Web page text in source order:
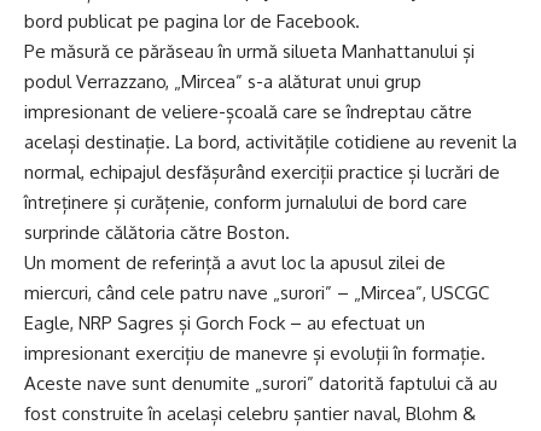
bord publicat pe pagina lor de Facebook.
Pe măsură ce părăseau în urmă silueta Manhattanului și
podul Verrazzano, „Mircea” s-a alăturat unui grup
impresionant de veliere-școală care se îndreptau către
același destinație. La bord, activitățile cotidiene au revenit la
normal, echipajul desfășurând exerciții practice și lucrări de
întreținere și curățenie, conform jurnalului de bord care
surprinde călătoria către Boston.
Un moment de referință a avut loc la apusul zilei de
miercuri, când cele patru nave „surori” – „Mircea”, USCGC
Eagle, NRP Sagres și Gorch Fock – au efectuat un
impresionant exercițiu de manevre și evoluții în formație.
Aceste nave sunt denumite „surori” datorită faptului că au
fost construite în același celebru șantier naval, Blohm &